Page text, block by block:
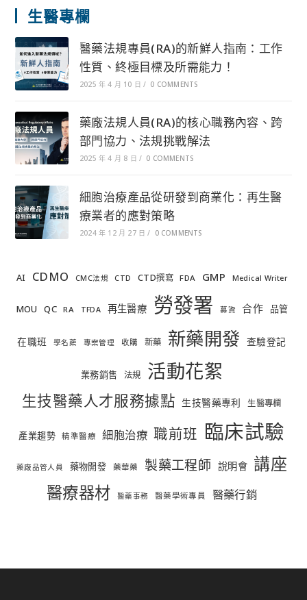
生醫專欄
醫藥法規專員(RA)的新鮮人指南：工作
性質、終極目標及所需能力！
2025 年 4 月 10 日 / 0 COMMENTS
藥廠法規人員(RA)的核心職務內容、跨
部門協力、法規挑戰解法
2025 年 4 月 8 日 / 0 COMMENTS
細胞治療產品從研發到商業化：再生醫
療業者的應對策略
2024 年 12 月 27 日 / 0 COMMENTS
AI CDMO CMC法規 CTD CTD撰寫 FDA GMP Medical Writer
MOU QC RA TFDA 再生醫療 勞發署 募資 合作 品管
在職班 學名藥 專案管理 收購 新藥 新藥開發 查驗登記
業務銷售 法規 活動花絮
生技醫藥人才服務據點 生技醫藥專利 生醫專欄
產業趨勢 精準醫療 細胞治療 職前班 臨床試驗
藥廠品管人員 藥物開發 藥華藥 製藥工程師 說明會 講座
醫療器材 醫藥事務 醫藥學術專員 醫藥行銷